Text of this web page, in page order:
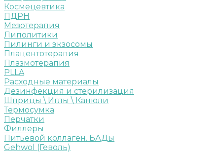
Космецевтика
ПДРН
Мезотерапия
Липолитики
Пилинги и экзосомы
Плацентотерапия
Плазмотерапия
PLLA
Расходные материалы
Дезинфекция и стерилизация
Шприцы \ Иглы \ Канюли
Термосумка
Перчатки
Филлеры
Питьевой коллаген. БАДы
Gehwol (Геволь)